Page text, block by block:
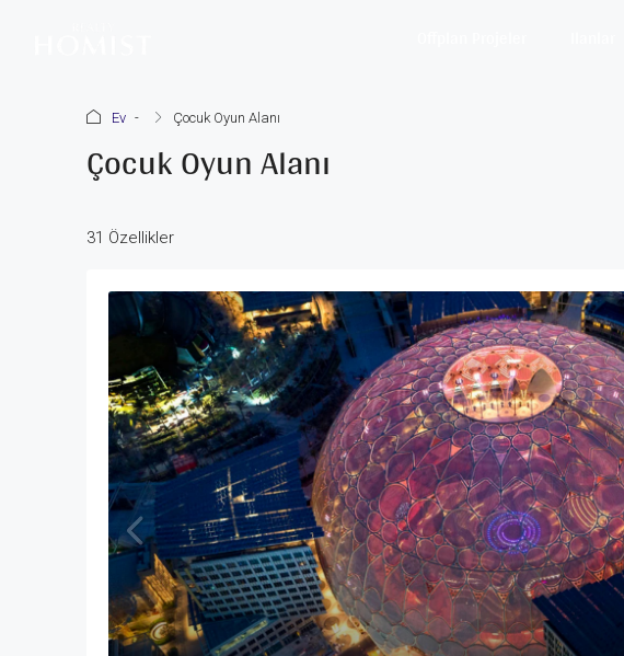
Ev Çocuk Oyun Alanı
Çocuk Oyun Alanı
31 Özellikler